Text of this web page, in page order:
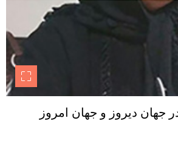
جهان دیروز و جهان امروز